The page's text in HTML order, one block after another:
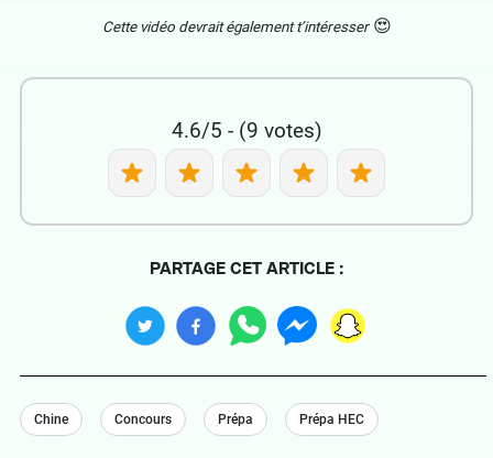
Cette vidéo devrait également t’intéresser😍
4.6/5 - (9 votes)
PARTAGE CET ARTICLE :
Chine Concours Prépa Prépa HEC